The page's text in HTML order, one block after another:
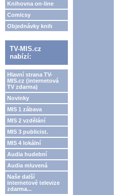
Knihovna on-line
Comicsy
Objednávky knih
TV-MIS.cz
nabízí:
Hlavní strana TV-
MIS.cz (internetová
TV zdarma)
Novinky
MIS 1 zábava
MIS 2 vzdělání
MIS 3 publicist.
MIS 4 lokální
Audia hudební
Audia mluvená
Naše další
internetové televize
zdarma...